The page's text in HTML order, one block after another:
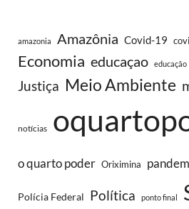
amazonia Amazônia Covid-19
Economia educaçao educação
Justiça Meio Ambiente
notícias
o quarto poder Oriximina
Polícia Federal Política ponto final